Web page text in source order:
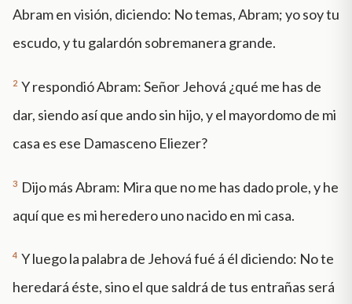
nt faith "peace that passeth"
Abram en visión, diciendo: No temas, Abram; yo soy tu
escudo, y tu galardón sobremanera grande.
2 Y respondió Abram: Señor Jehová ¿qué me has de
dar, siendo así que ando sin hijo, y el mayordomo de mi
casa es ese Damasceno Eliezer?
3 Dijo más Abram: Mira que no me has dado prole, y he
aquí que es mi heredero uno nacido en mi casa.
4 Y luego la palabra de Jehová fué á él diciendo: No te
heredará éste, sino el que saldrá de tus entrañas será